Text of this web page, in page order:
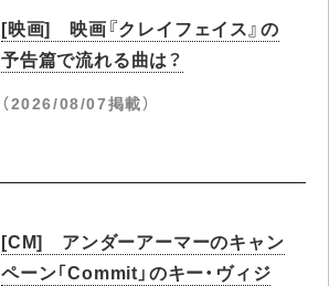
[映画] 映画『クレイフェイス』の
予告篇で流れる曲は？
（2026/08/07掲載）
[CM] アンダーアーマーのキャン
ペーン「Commit」のキー・ヴィジ